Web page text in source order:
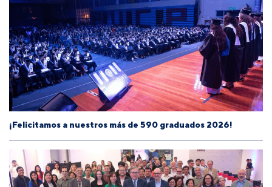
¡Felicitamos a nuestros más de 590 graduados 2026!